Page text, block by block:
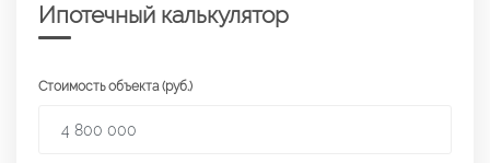
Ипотечный калькулятор
Стоимость объекта (руб.)